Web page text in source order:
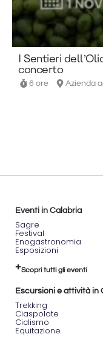
I Sentieri
concerto
6 ore Azienda
Eventi in Calabria
Sagre
Festival
Enogastronomia
Esposizioni
Scopri tutti gli eventi
Escursioni e attività in
Trekking
Ciaspolate
Ciclismo
Equitazione